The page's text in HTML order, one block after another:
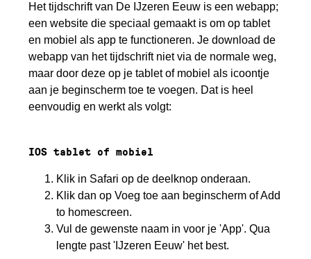
Het tijdschrift van De IJzeren Eeuw is een webapp;
een website die speciaal gemaakt is om op tablet
en mobiel als app te functioneren. Je download de
webapp van het tijdschrift niet via de normale weg,
maar door deze op je tablet of mobiel als icoontje
aan je beginscherm toe te voegen. Dat is heel
eenvoudig en werkt als volgt:
IOS tablet of mobiel
Klik in Safari op de deelknop onderaan.
Klik dan op Voeg toe aan beginscherm of Add
to homescreen.
Vul de gewenste naam in voor je 'App'. Qua
lengte past 'IJzeren Eeuw' het best.